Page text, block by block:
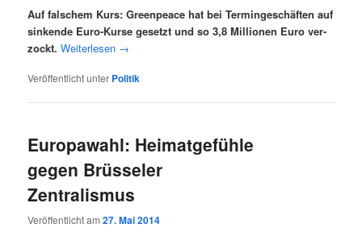
Auf fal­schem Kurs: Green­peace hat bei Ter­min­ge­schäf­ten auf
sin­ken­de Euro-Kur­se gesetzt und so 3,8 Mil­lio­nen Euro ver­
zockt. Wei­ter­le­sen →
Veröffentlicht unter Politik
Europawahl: Heimatgefühle
gegen Brüsseler
Zentralismus
Veröffentlicht am27. Mai 2014